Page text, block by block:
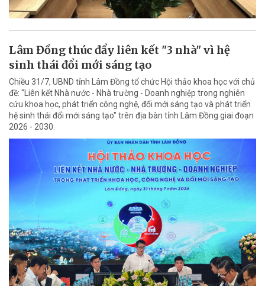
Lâm Đồng thúc đẩy liên kết "3 nhà" vì hệ
sinh thái đổi mới sáng tạo
Chiều 31/7, UBND tỉnh Lâm Đồng tổ chức Hội thảo khoa học với chủ
đề: "Liên kết Nhà nước - Nhà trường - Doanh nghiệp trong nghiên
cứu khoa học, phát triển công nghệ, đổi mới sáng tạo và phát triển
hệ sinh thái đổi mới sáng tạo" trên địa bàn tỉnh Lâm Đồng giai đoạn
2026 - 2030.